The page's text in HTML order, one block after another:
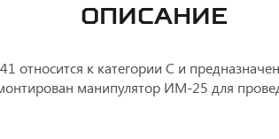
ОПИСАНИЕ
относится к категории С и
манипулятор ИМ-25 для